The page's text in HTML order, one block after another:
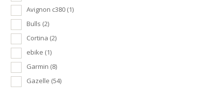
Avignon c380 (1)
Bulls (2)
Cortina (2)
ebike (1)
Garmin (8)
Gazelle (54)